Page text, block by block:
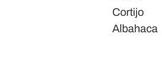
Cortijo
Albahaca